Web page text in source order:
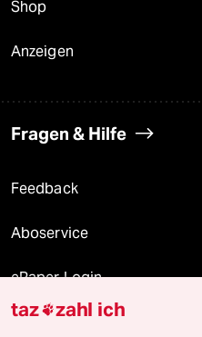
Shop
Anzeigen
Fragen & Hilfe
Feedback
Aboservice
ePaper Login
Downloads für Abonnierende
taz zahl ich